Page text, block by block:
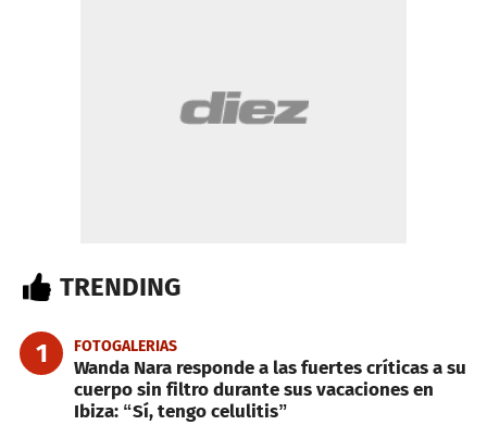
TRENDING
1 FOTOGALERIAS
Wanda Nara responde a las fuertes críticas a su
cuerpo sin filtro durante sus vacaciones en
Ibiza: “Sí, tengo celulitis”